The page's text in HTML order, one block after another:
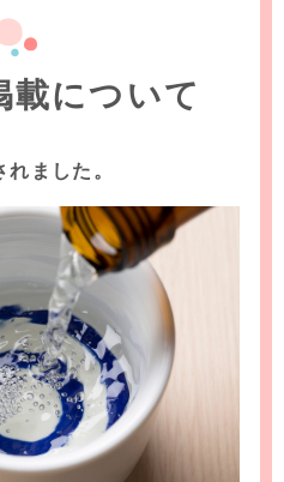
載について
ました。